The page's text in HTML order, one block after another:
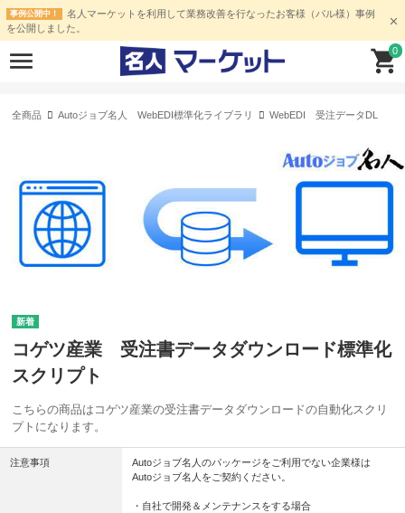
事例公開中！
名人マーケットを利用して業務改善を行なったお客様（パル様）事例
を公開しました。
0
全商品 Autoジョブ名人 WebEDI標準化ライブラリ WebEDI 受注データDL
コゲツ産業 受注書データダウンロード標準化
スクリプト
こちらの商品はコゲツ産業の受注書データダウンロードの自動化スクリ
プトになります。
注意事項
Autoジョブ名人のパッケージをご利用でない企業様は
Autoジョブ名人をご契約ください。
・自社で開発＆メンテナンスをする場合